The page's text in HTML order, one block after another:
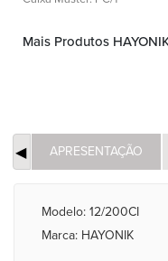
Mais Produtos
APRESENTAÇÃO
Modelo: 12/200CI
Marca: HAYONIK